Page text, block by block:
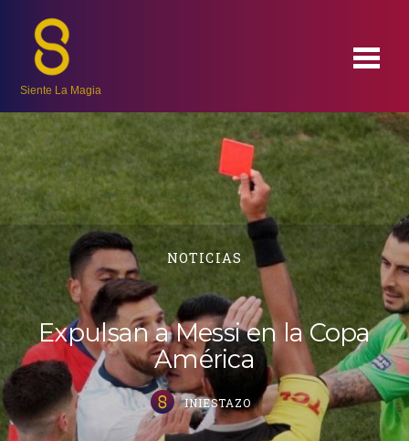
Siente La Magia
NOTICIAS
Expulsan a Messi en la Copa
América
INIESTAZO